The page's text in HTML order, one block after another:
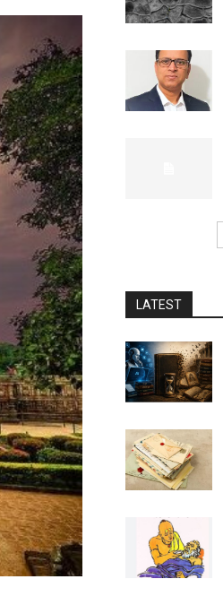
LATEST